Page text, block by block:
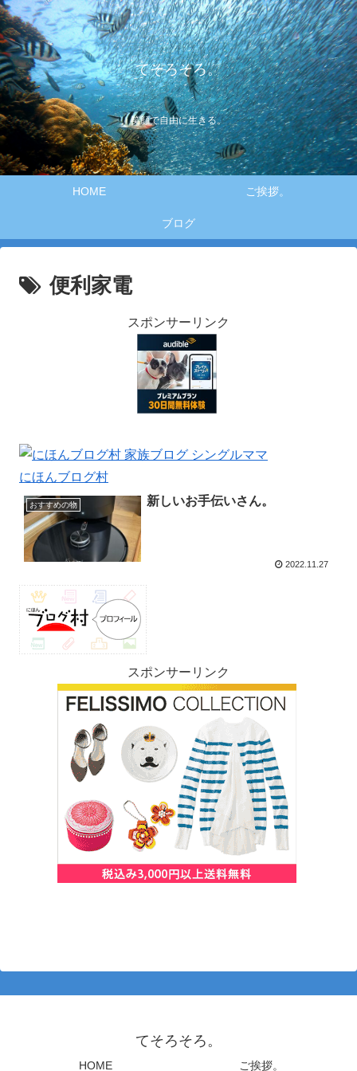
てそろそろ。
笑顔で自由に生きる。
HOME ご挨拶。
ブログ
便利家電
スポンサーリンク
にほんブログ村
おすすめの物 新しいお手伝いさん。
2022.11.27
スポンサーリンク
てそろそろ。
HOME ご挨拶。